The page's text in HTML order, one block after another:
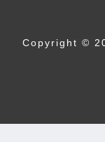
Copyright ©